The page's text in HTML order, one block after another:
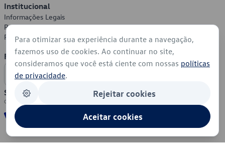
Institucional
Informações Legais
Política de Privacidade
Política de Cookies
Formas de Pagamento
Segurança
Para otimizar sua experiência durante a navegação,
fazemos uso de cookies. Ao continuar no site,
consideramos que você está ciente com nossas políticas
de privacidade.
Rejeitar cookies
Aceitar cookies